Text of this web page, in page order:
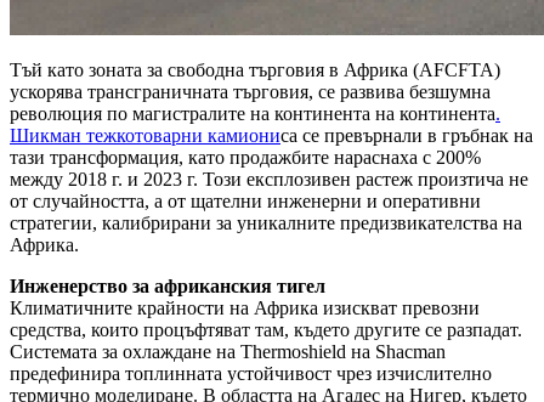
Тъй като зоната за свободна търговия в Африка (AFCFTA)
ускорява трансграничната търговия, се развива безшумна
революция по магистралите на континента на континента.
Шикман тежкотоварни камиониса се превърнали в гръбнак на
тази трансформация, като продажбите нараснаха с 200%
между 2018 г. и 2023 г. Този експлозивен растеж произтича не
от случайността, а от щателни инженерни и оперативни
стратегии, калибрирани за уникалните предизвикателства на
Африка.
Инженерство за африканския тигел
Климатичните крайности на Африка изискват превозни
средства, които процъфтяват там, където другите се разпадат.
Системата за охлаждане на Thermoshield на Shacman
предефинира топлинната устойчивост чрез изчислително
термично моделиране. В областта на Агадес на Нигер, където